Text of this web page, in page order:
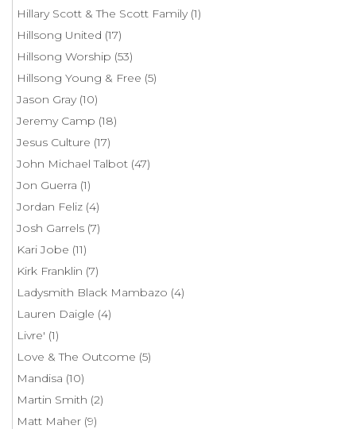
Hillary Scott & The Scott Family(1)
Hillsong United (17)
Hillsong Worship (53)
Hillsong Young & Free (5)
Jason Gray(10)
Jeremy Camp (18)
Jesus Culture (17)
John Michael Talbot (47)
Jon Guerra (1)
Jordan Feliz (4)
Josh Garrels (7)
Kari Jobe (11)
Kirk Franklin (7)
Ladysmith Black Mambazo (4)
Lauren Daigle (4)
Livre' (1)
Love & The Outcome (5)
Mandisa (10)
Martin Smith (2)
Matt Maher (9)